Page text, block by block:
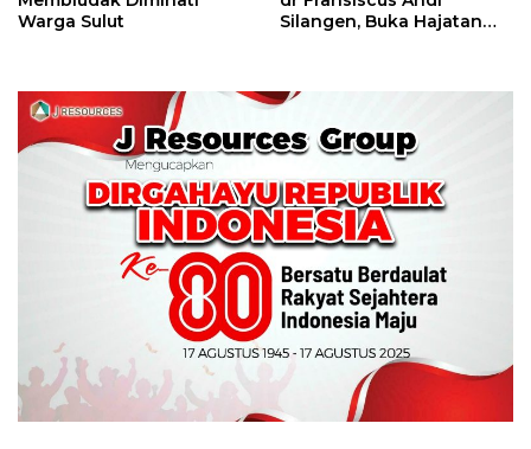
Warga Sulut
Silangen, Buka Hajatan